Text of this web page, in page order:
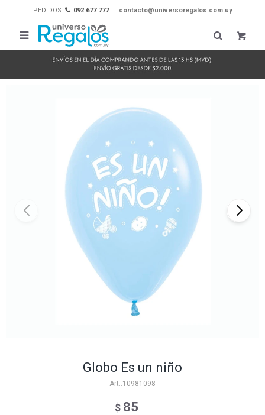
PEDIDOS: 092 677 777 contacto@universoregalos.com.uy

Globo Es un niño
10981098
$ 85